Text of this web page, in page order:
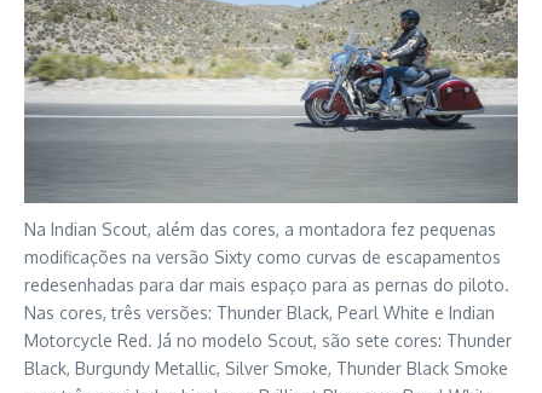
Na Indian Scout, além das cores, a montadora fez pequenas
modificações na versão Sixty como curvas de escapamentos
redesenhadas para dar mais espaço para as pernas do piloto.
Nas cores, três versões: Thunder Black, Pearl White e Indian
Motorcycle Red. Já no modelo Scout, são sete cores: Thunder
Black, Burgundy Metallic, Silver Smoke, Thunder Black Smoke